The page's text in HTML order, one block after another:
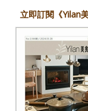
立即訂閱《Yilan